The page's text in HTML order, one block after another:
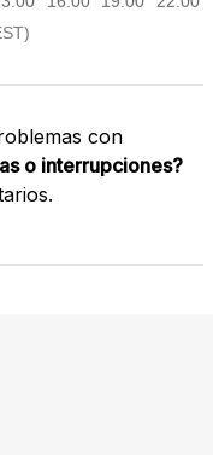
con
o interrupciones?